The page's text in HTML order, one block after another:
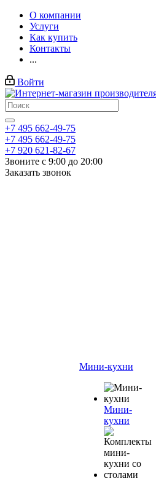
О компании
Услуги
Как купить
Контакты
...
Войти
+7 495 662-49-75
+7 495 662-49-75
+7 920 621-82-67
Звоните с 9:00 до 20:00
Заказать звонок
Мини-кухни
Мини-
кухни